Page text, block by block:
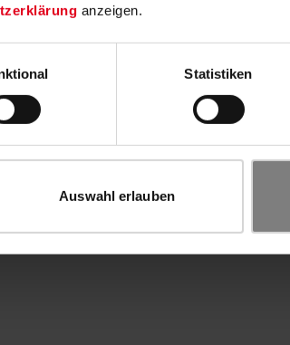
anzeigen.
Statistiken
Auswahl erlauben